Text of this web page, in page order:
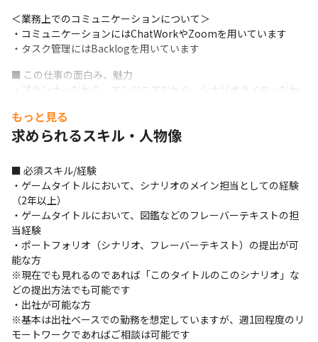
＜業務上でのコミュニケーションについて＞
・コミュニケーションにはChatWorkやZoomを用いています
・タスク管理にはBacklogを用いています
■ この仕事の面白み、魅力
・プランナーだから、エンジニアだから、シナリオライターだか
上げていける環境です
・これまでの経験を活かして、RPG『グランドサマナーズ』のシ
もっと見る
求められるスキル・人物像
■ 必須スキル/経験
・ゲームタイトルにおいて、シナリオのメイン担当としての経験
（2年以上）
・ゲームタイトルにおいて、図鑑などのフレーバーテキストの担
当経験
・ポートフォリオ（シナリオ、フレーバーテキスト）の提出が可
能な方
※現在でも見れるのであれば「このタイトルのこのシナリオ」な
どの提出方法でも可能です
・出社が可能な方
※基本は出社ベースでの勤務を想定していますが、週1回程度のリ
モートワークであればご相談は可能です